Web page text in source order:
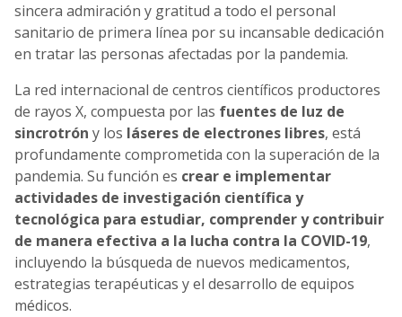
sincera admiración y gratitud a todo el personal
sanitario de primera línea por su incansable dedicación
en tratar las personas afectadas por la pandemia.
La red internacional de centros científicos productores
de rayos X, compuesta por las fuentes de luz de
sincrotrón y los láseres de electrones libres, está
profundamente comprometida con la superación de la
pandemia. Su función es crear e implementar
actividades de investigación científica y
tecnológica para estudiar, comprender y contribuir
de manera efectiva a la lucha contra la COVID-19,
incluyendo la búsqueda de nuevos medicamentos,
estrategias terapéuticas y el desarrollo de equipos
médicos.